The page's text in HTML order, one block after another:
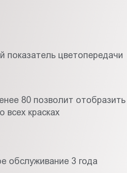
показатель цветопередачи
80 позволит
всех красках
обслуживание 3 года